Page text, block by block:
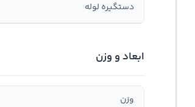
دستگیره لوله
ابعاد و وزن
وزن